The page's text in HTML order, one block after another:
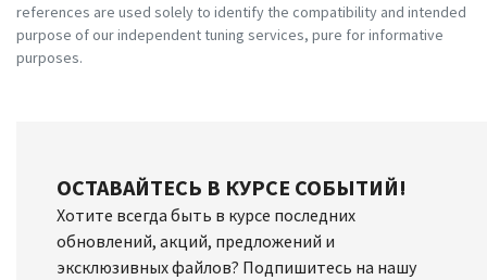
references are used solely to identify the compatibility and intended
purpose of our independent tuning services, pure for informative
purposes.
ОСТАВАЙТЕСЬ В КУРСЕ СОБЫТИЙ!
Хотите всегда быть в курсе последних
обновлений, акций, предложений и
эксклюзивных файлов? Подпишитесь на нашу